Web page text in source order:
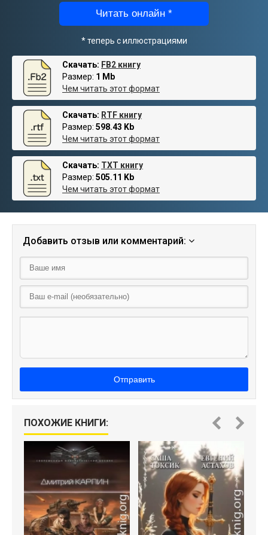
Читать онлайн *
* теперь с иллюстрациями
Скачать: FB2 книгу
Размер: 1 Mb
Чем читать этот формат
Скачать: RTF книгу
Размер: 598.43 Kb
Чем читать этот формат
Скачать: TXT книгу
Размер: 505.11 Kb
Чем читать этот формат
Добавить отзыв или комментарий:
Отправить
ПОХОЖИЕ КНИГИ: